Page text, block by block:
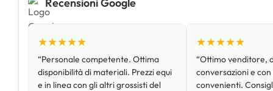
★★★★★
“Personale competente. Ottima
disponibilità di materiali. Prezzi equi
e in linea con gli altri grossisti del
★★★★★
“Ottimo venditore,
conversazioni e
convenienti.